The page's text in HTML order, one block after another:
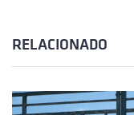
RELACIONADO